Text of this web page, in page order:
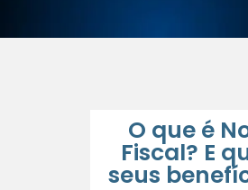
O que é
Fiscal? E
seus